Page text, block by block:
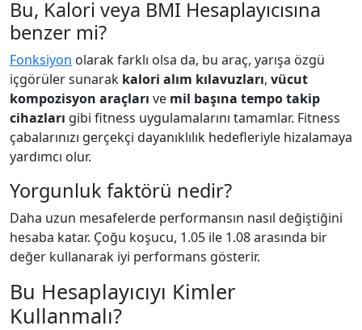
Bu, Kalori veya BMI Hesaplayıcısına
benzer mi?
Fonksiyon olarak farklı olsa da, bu araç, yarışa özgü
içgörüler sunarak kalori alım kılavuzları, vücut
kompozisyon araçları ve mil başına tempo takip
cihazları gibi fitness uygulamalarını tamamlar. Fitness
çabalarınızı gerçekçi dayanıklılık hedefleriyle hizalamaya
yardımcı olur.
Yorgunluk faktörü nedir?
Daha uzun mesafelerde performansın nasıl değiştiğini
hesaba katar. Çoğu koşucu, 1.05 ile 1.08 arasında bir
değer kullanarak iyi performans gösterir.
Bu Hesaplayıcıyı Kimler
Kullanmalı?